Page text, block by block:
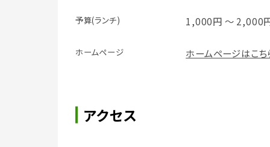
予算(ランチ) 1,000円 ～ 2,000
ホームページ ホームページはこち
アクセス